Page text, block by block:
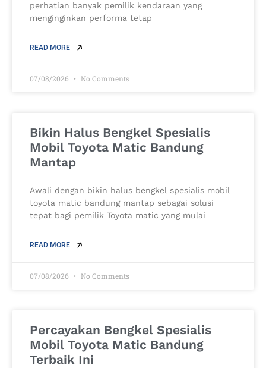
perhatian banyak pemilik kendaraan yang
menginginkan performa tetap
READ MORE
07/08/2026 No Comments
Bikin Halus Bengkel Spesialis
Mobil Toyota Matic Bandung
Mantap
Awali dengan bikin halus bengkel spesialis mobil
toyota matic bandung mantap sebagai solusi
tepat bagi pemilik Toyota matic yang mulai
READ MORE
07/08/2026 No Comments
Percayakan Bengkel Spesialis
Mobil Toyota Matic Bandung
Terbaik Ini